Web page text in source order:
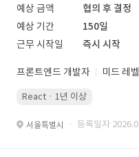
예상 금액
협의 후 결정
예상 기간
150일
근무 시작일
즉시 시작
프론트엔드 개발자 미드 레벨
React · 1년 이상
서울특별시 · 등록일자